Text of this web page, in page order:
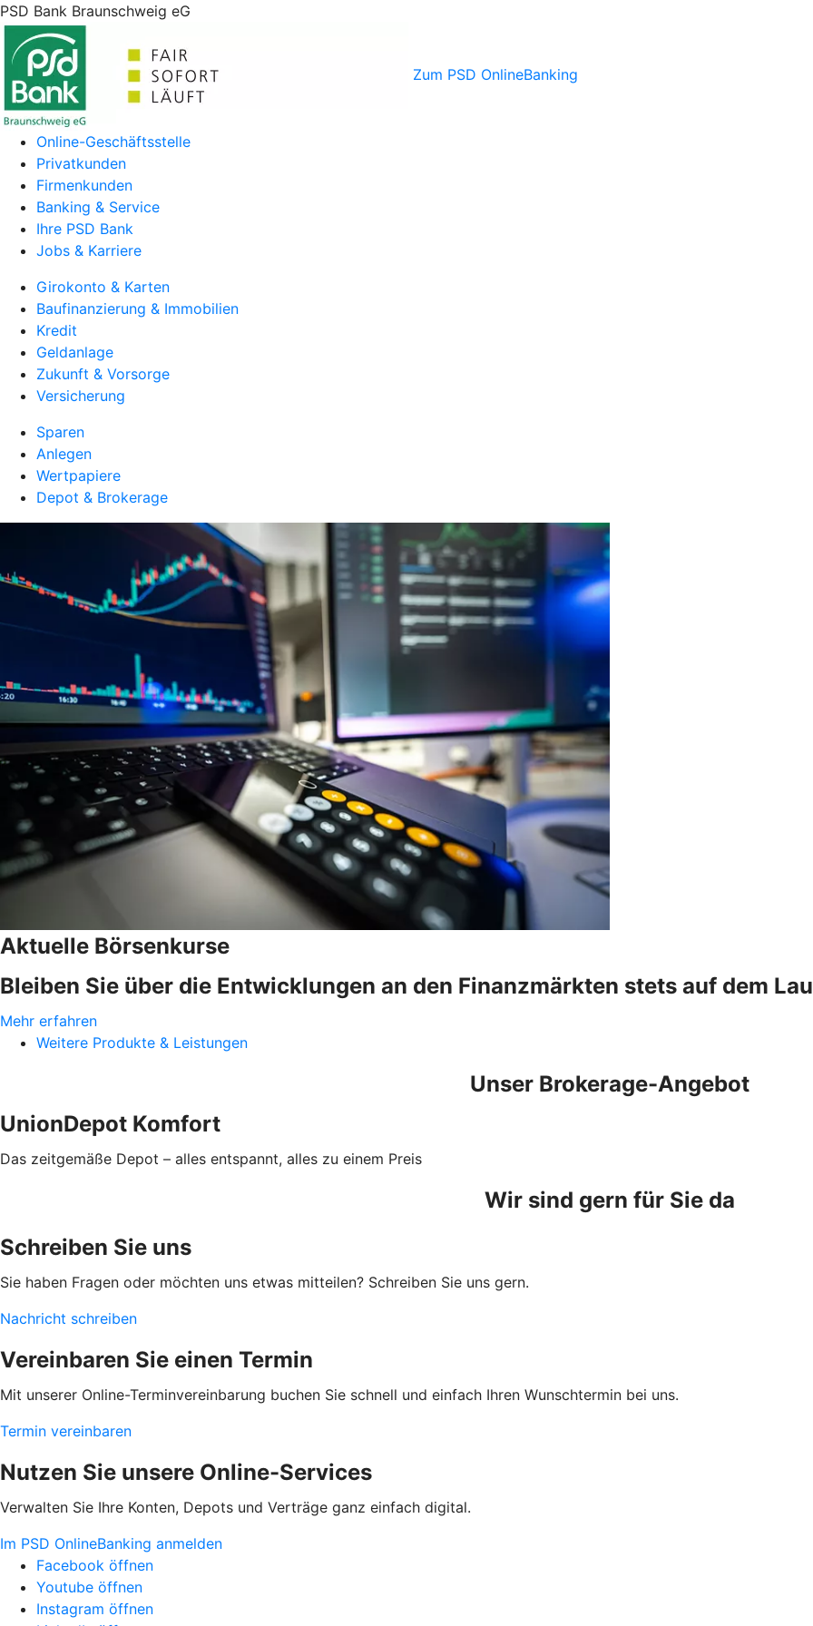
PSD Bank Braunschweig eG
Zum PSD OnlineBanking
Online-Geschäftsstelle
Privatkunden
Firmenkunden
Banking & Service
Ihre PSD Bank
Jobs & Karriere
Girokonto & Karten
Baufinanzierung & Immobilien
Kredit
Geldanlage
Zukunft & Vorsorge
Versicherung
Sparen
Anlegen
Wertpapiere
Depot & Brokerage
Aktuelle Börsenkurse
Bleiben Sie über die Entwicklungen an den Finanzmärkten stets auf dem
Mehr erfahren
Weitere Produkte & Leistungen
Unser Brokerage-Angebot
UnionDepot Komfort
Das zeitgemäße Depot – alles entspannt, alles zu einem Preis
Wir sind gern für Sie da
Schreiben Sie uns
Sie haben Fragen oder möchten uns etwas mitteilen? Schreiben Sie uns gern.
Nachricht schreiben
Vereinbaren Sie einen Termin
Mit unserer Online-Terminvereinbarung buchen Sie schnell und einfach Ihren Wunschtermin bei uns.
Termin vereinbaren
Nutzen Sie unsere Online-Services
Verwalten Sie Ihre Konten, Depots und Verträge ganz einfach digital.
Im PSD OnlineBanking anmelden
Facebook öffnen
Youtube öffnen
Instagram öffnen